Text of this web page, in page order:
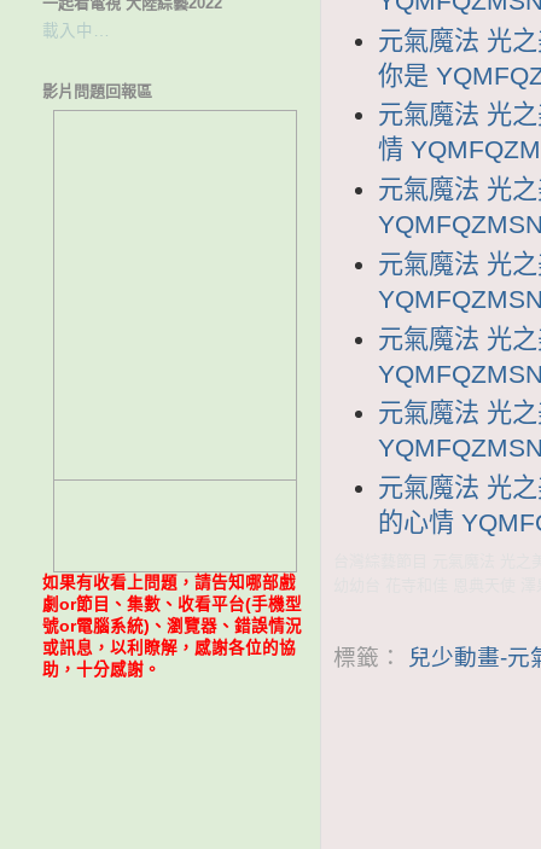
元氣魔法 光
你是
元氣魔法 光
情
元氣魔法 光
元氣魔法 光
元氣魔法 光
元氣魔法 光
元氣魔法 光
的心情
標籤： 兒少動畫-元
載入中…
影片問題回報區
如果有收看上問題，請告知哪部戲
劇or節目、集數、收看平台(手機型
號or電腦系統)、瀏覽器、錯誤情況
或訊息，以利瞭解，感謝各位的協
助，十分感謝。